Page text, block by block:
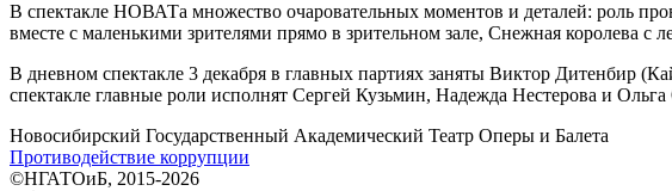
В спектакле НОВАТа множество очаровательных моментов и деталей: роль
вместе с маленькими зрителями прямо в зрительном зале, Снежная королева с
В дневном спектакле 3 декабря в главных партиях заняты Виктор Дитенбир
спектакле главные роли исполнят Сергей Кузьмин, Надежда Нестерова и
Новосибирский Государственный Академический Театр Оперы и Балета
Противодействие коррупции
©НГАТОиБ, 2015-2026